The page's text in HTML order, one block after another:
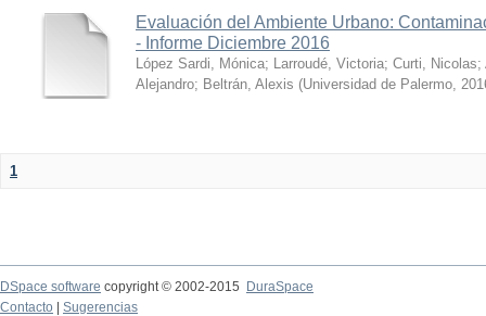
Evaluación del Ambiente Urbano:
- Informe Diciembre 2016
López Sardi, Mónica; Larroudé, Victoria; Curti, Nicolas;
Alejandro; Beltrán, Alexis (Universidad de Palermo,
1
DSpace software copyright © 2002-2015
DuraSpace
Contacto
Sugerencias